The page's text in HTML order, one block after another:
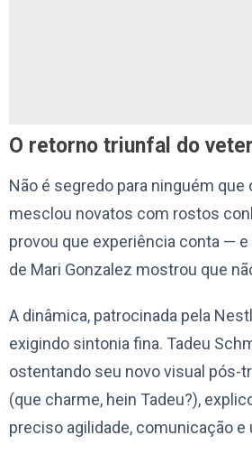
O retorno triunfal do
Não é segredo para ninguém
mesclou novatos com rostos
provou que experiência conta —
de Mari Gonzalez mostrou que
A dinâmica, patrocinada pela
exigindo sintonia fina. Tadeu
ostentando seu novo visual pós-
(que charme, hein Tadeu?),
preciso agilidade, comunicação